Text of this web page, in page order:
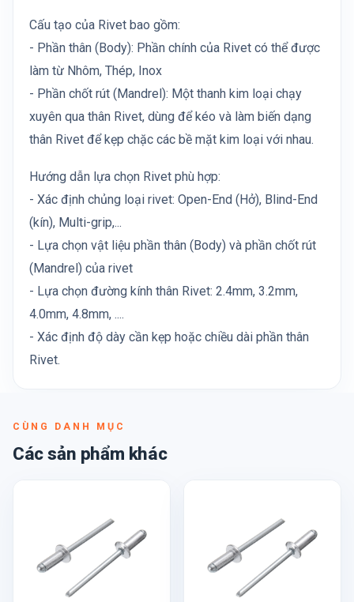
Cấu tạo của Rivet bao gồm:
- Phần thân (Body): Phần chính của Rivet có thể được
làm từ Nhôm, Thép, Inox
- Phần chốt rút (Mandrel): Một thanh kim loại chạy
xuyên qua thân Rivet, dùng để kéo và làm biến dạng
thân Rivet để kẹp chặc các bề mặt kim loại với nhau.
Hướng dẫn lựa chọn Rivet phù hợp:
- Xác định chủng loại rivet: Open-End (Hở), Blind-End
(kín), Multi-grip,...
- Lựa chọn vật liệu phần thân (Body) và phần chốt rút
(Mandrel) của rivet
- Lựa chọn đường kính thân Rivet: 2.4mm, 3.2mm,
4.0mm, 4.8mm, ....
- Xác định độ dày cần kẹp hoặc chiều dài phần thân
Rivet.
CÙNG DANH MỤC
Các sản phẩm khác